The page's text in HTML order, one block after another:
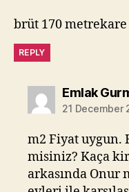
brüt 170 metrekare
REPLY
Emlak
21 December
m2 Fiyat
misiniz? Kaça
arkasında Onur